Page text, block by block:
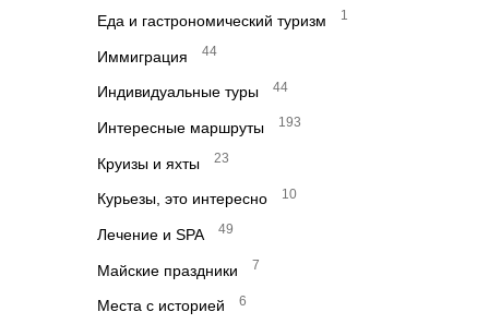
Еда и гастрономический туризм 1
Иммиграция 44
Индивидуальные туры 44
Интересные маршруты 193
Круизы и яхты 23
Курьезы, это интересно 10
Лечение и SPA 49
Майские праздники 7
Места с историей 6